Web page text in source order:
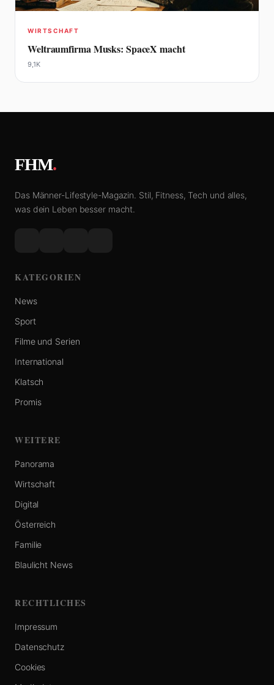
WIRTSCHAFT
Weltraumfirma Musks: SpaceX macht
9,1K
FHM.
Das Männer-Lifestyle-Magazin. Stil, Fitness, Tech und alles,
was dein Leben besser macht.
KATEGORIEN
News
Sport
Filme und Serien
International
Klatsch
Promis
WEITERE
Panorama
Wirtschaft
Digital
Österreich
Familie
Blaulicht News
RECHTLICHES
Impressum
Datenschutz
Cookies